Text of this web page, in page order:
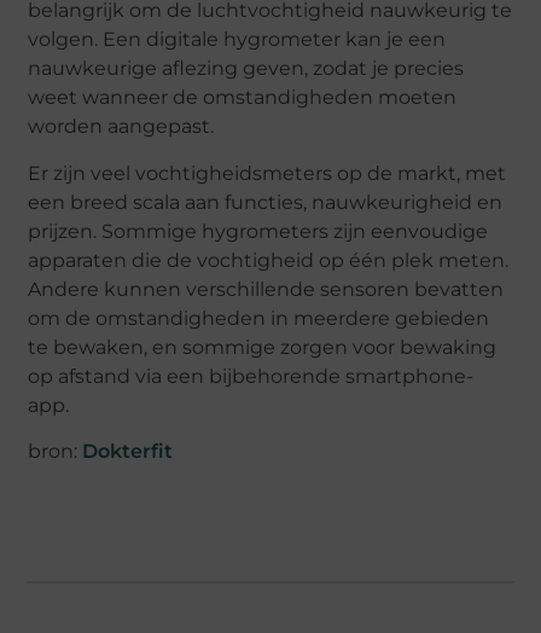
belangrijk om de luchtvochtigheid nauwkeurig te
volgen. Een digitale hygrometer kan je een
nauwkeurige aflezing geven, zodat je precies
weet wanneer de omstandigheden moeten
worden aangepast.
Er zijn veel vochtigheidsmeters op de markt, met
een breed scala aan functies, nauwkeurigheid en
prijzen. Sommige hygrometers zijn eenvoudige
apparaten die de vochtigheid op één plek meten.
Andere kunnen verschillende sensoren bevatten
om de omstandigheden in meerdere gebieden
te bewaken, en sommige zorgen voor bewaking
op afstand via een bijbehorende smartphone-
app.
bron: Dokterfit